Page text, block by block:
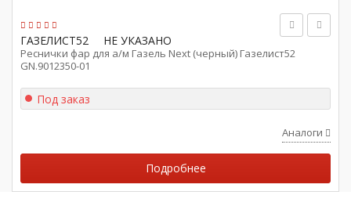
ГАЗЕЛИСТ52 НЕ УКАЗАНО
Реснички фар для а/м Газель Next (черный) Газелист52
GN.9012350-01
Под заказ
Аналоги
Подробнее